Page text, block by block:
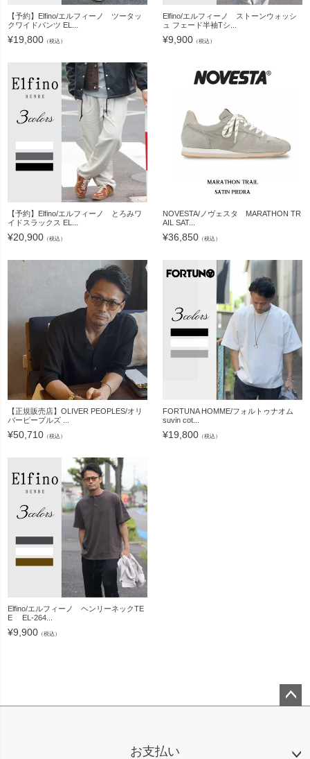
【予約】Elfino/エルフィーノ ツータッ
クワイドパンツ EL...
¥19,800 （税込）
Elfino/エルフィーノ ストーンウォッシ
ュ フェード半袖Tシ...
¥9,900 （税込）
【予約】Elfino/エルフィーノ とろみワ
イドスラックス EL...
¥20,900 （税込）
NOVESTA/ノヴェスタ MARATHON TR
AIL SAT...
¥36,850 （税込）
【正規販売店】OLIVER PEOPLES/オリ
バーピープルズ ...
¥50,710 （税込）
FORTUNA HOMME/フォルトゥナオム
suvin cot...
¥19,800 （税込）
Elfino/エルフィーノ ヘンリーネックTE
E EL-264...
¥9,900 （税込）
お支払い